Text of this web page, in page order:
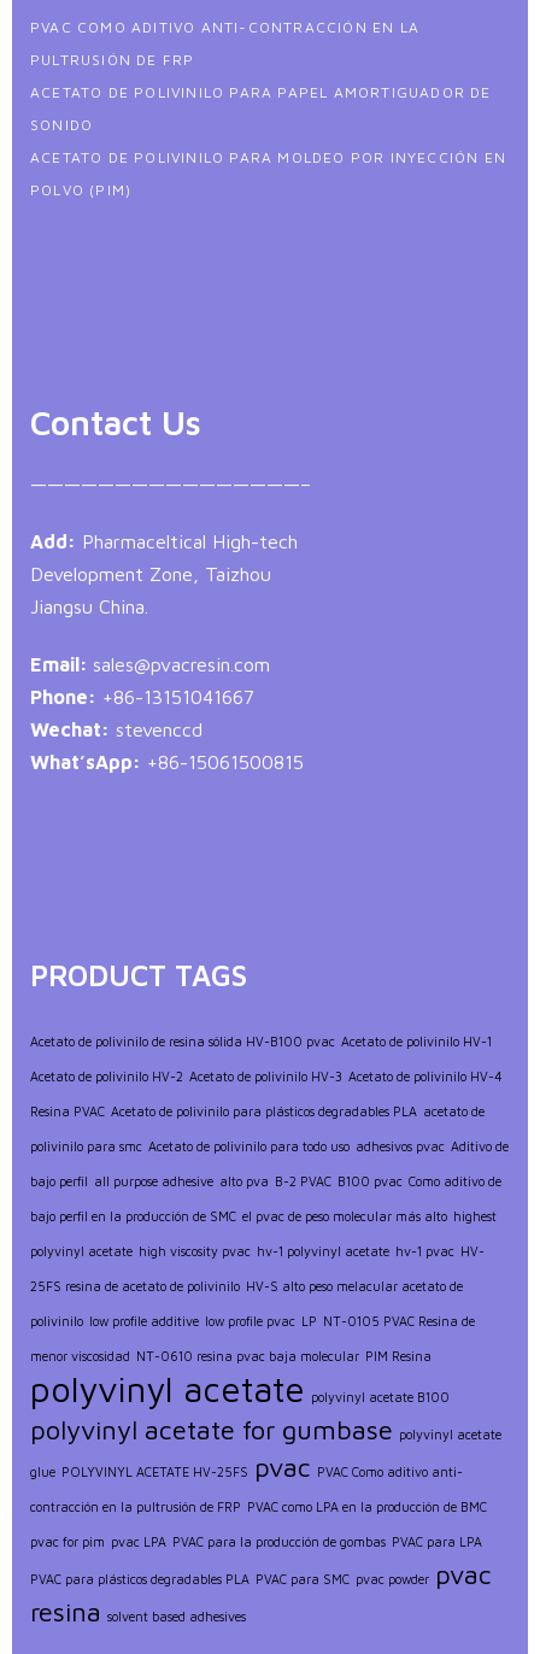
PVAC COMO ADITIVO ANTI-CONTRACCIÓN EN LA
PULTRUSIÓN DE FRP
ACETATO DE POLIVINILO PARA PAPEL AMORTIGUADOR DE
SONIDO
ACETATO DE POLIVINILO PARA MOLDEO POR INYECCIÓN EN
POLVO (PIM)
Contact Us
————————————————–
Add: Pharmaceltical High-tech
Development Zone, Taizhou
Jiangsu China.
Email: sales@pvacresin.com
Phone: +86-13151041667
Wechat: stevenccd
What’sApp: +86-15061500815
PRODUCT TAGS
Acetato de polivinilo de resina sólida HV-B100 pvac Acetato de polivinilo HV-1
Acetato de polivinilo HV-2 Acetato de polivinilo HV-3 Acetato de polivinilo HV-4
Resina PVAC Acetato de polivinilo para plásticos degradables PLA acetato de
polivinilo para smc Acetato de polivinilo para todo uso adhesivos pvac Aditivo de
bajo perfil all purpose adhesive alto pva B-2 PVAC B100 pvac Como aditivo de
bajo perfil en la producción de SMC el pvac de peso molecular más alto highest
polyvinyl acetate high viscosity pvac hv-1 polyvinyl acetate hv-1 pvac HV-
25FS resina de acetato de polivinilo HV-S alto peso melacular acetato de
polivinilo low profile additive low profile pvac LP NT-0105 PVAC Resina de
menor viscosidad NT-0610 resina pvac baja molecular PIM Resina
polyvinyl acetate polyvinyl acetate B100
polyvinyl acetate for gumbase polyvinyl acetate
glue POLYVINYL ACETATE HV-25FS pvac PVAC Como aditivo anti-
contracción en la pultrusión de FRP PVAC como LPA en la producción de BMC
pvac for pim pvac LPA PVAC para la producción de gombas PVAC para LPA
PVAC para plásticos degradables PLA PVAC para SMC pvac powder pvac
resina solvent based adhesives